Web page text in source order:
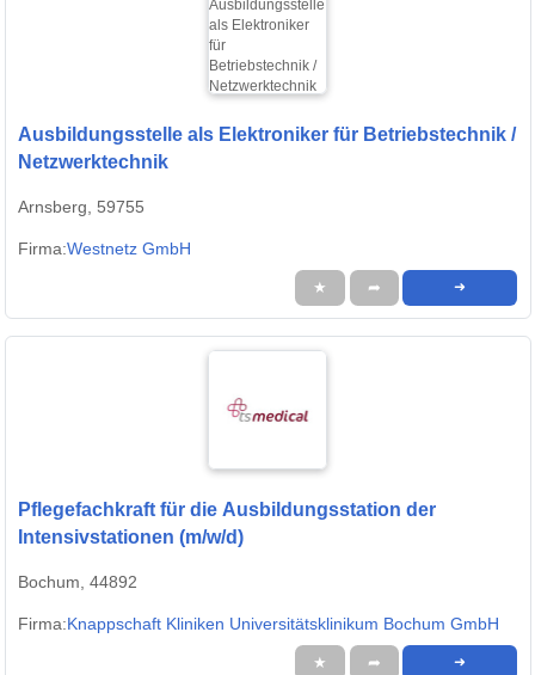
Ausbildungsstelle als Elektroniker für Betriebstechnik /
Netzwerktechnik
Arnsberg, 59755
Firma:Westnetz GmbH
★ ➦ ➜
Pflegefachkraft für die Ausbildungsstation der
Intensivstationen (m/w/d)
Bochum, 44892
Firma:Knappschaft Kliniken Universitätsklinikum Bochum GmbH
★ ➦ ➜